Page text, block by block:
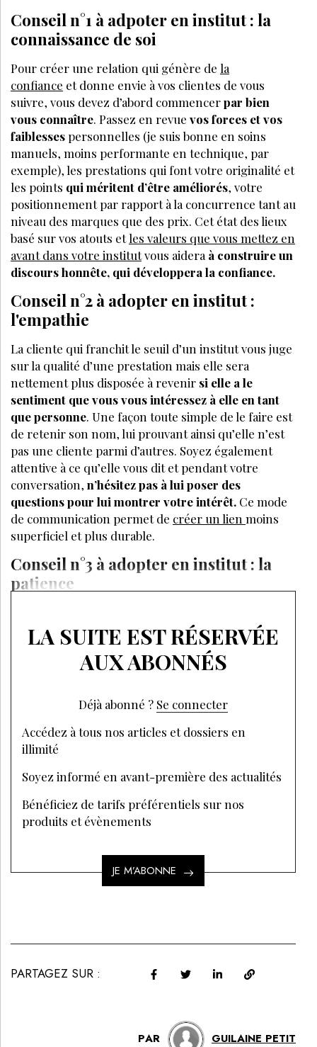
Conseil n°1 à adpoter en institut : la
connaissance de soi
Pour créer une relation qui génère de la
confiance et donne envie à vos clientes de vous
suivre, vous devez d’abord commencerpar bien
vous connaître. Passez en revue vos forces et vos
faiblesses personnelles (je suis bonne en soins
manuels, moins performante en technique, par
exemple), les prestations qui font votre originalité et
les points qui méritent d’être améliorés, votre
positionnement par rapport à la concurrence tant au
niveau des marques que des prix. Cet état des lieux
basé sur vos atouts etles valeurs que vous mettez en
avant dans votre institutvous aidera à construire un
discours honnête, qui développera la confiance.
Conseil n°2 à adopter en institut :
l'empathie
La cliente qui franchit le seuil d’un institut vous juge
sur la qualité d’une prestation mais elle sera
nettement plus disposée à revenir si elle a le
sentiment que vous vous intéressez à elle en tant
que personne. Une façon toute simple de le faire est
de retenir son nom, lui prouvant ainsi qu’elle n’est
pas une cliente parmi d’autres. Soyez également
attentive à ce qu’elle vous dit et pendant votre
conversation, n’hésitez pas à lui poser des
questions pour lui montrer votre intérêt. Ce mode
de communication permet de créer un lien moins
superficiel et plus durable.
Conseil n°3 à adopter en institut : la
patience
LA SUITE EST RÉSERVÉE
AUX ABONNÉS
Déjà abonné ? Se connecter
Accédez à tous nos articles et dossiers en
illimité
Soyez informé en avant-première des actualités
Bénéficiez de tarifs préférentiels sur nos
produits et évènements
JE M’ABONNE
PARTAGEZ SUR :
PAR GUILAINE PETIT